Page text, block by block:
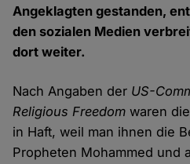
Angeklagten gestanden,
den sozialen Medien
dort weiter.
Nach Angaben der US-
Religious Freedom waren
in Haft, weil man ihnen die
Propheten Mohammed und